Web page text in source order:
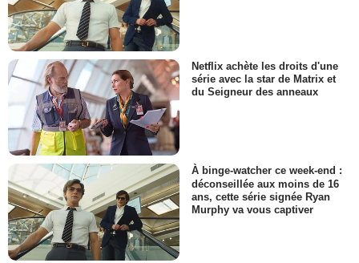
Netflix achète les droits d'une
série avec la star de Matrix et
du Seigneur des anneaux
À binge-watcher ce week-end :
déconseillée aux moins de 16
ans, cette série signée Ryan
Murphy va vous captiver